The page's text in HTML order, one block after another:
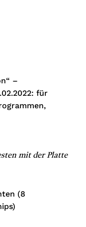
–
für
mit der Platte
(8